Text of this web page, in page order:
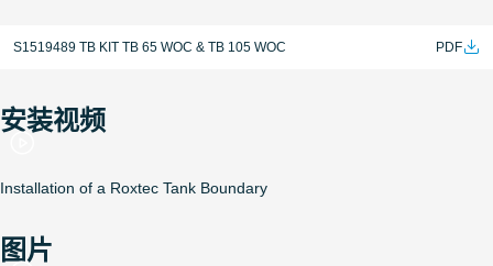
S1519489 TB KIT TB 65 WOC & TB 105 WOC PDF
安装视频
Installation of a Roxtec Tank Boundary
图片